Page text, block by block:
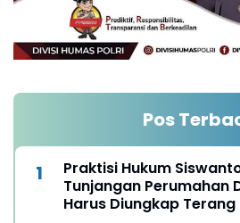
Pos
Praktisi Hukum
Tunjangan Perumahan
Harus Diungkap